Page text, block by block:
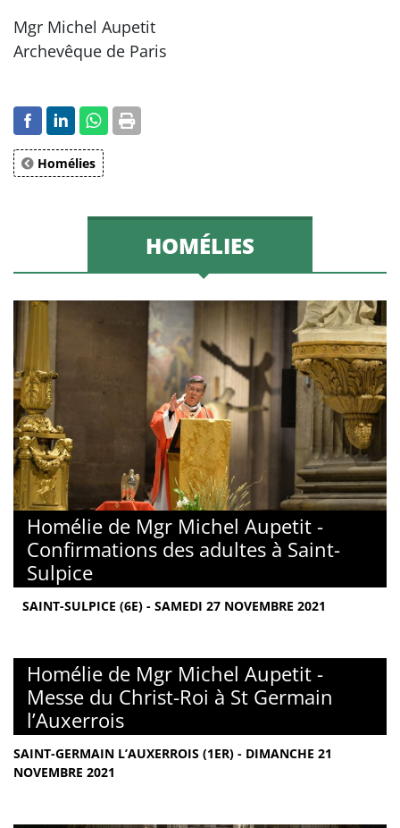
Mgr Michel Aupetit
Archevêque de Paris
Homélies
HOMÉLIES
Homélie de Mgr Michel Aupetit -
Confirmations des adultes à Saint-
Sulpice
SAINT-SULPICE (6E) - SAMEDI 27 NOVEMBRE 2021
Homélie de Mgr Michel Aupetit -
Messe du Christ-Roi à St Germain
l’Auxerrois
SAINT-GERMAIN L’AUXERROIS (1ER) - DIMANCHE 21
NOVEMBRE 2021